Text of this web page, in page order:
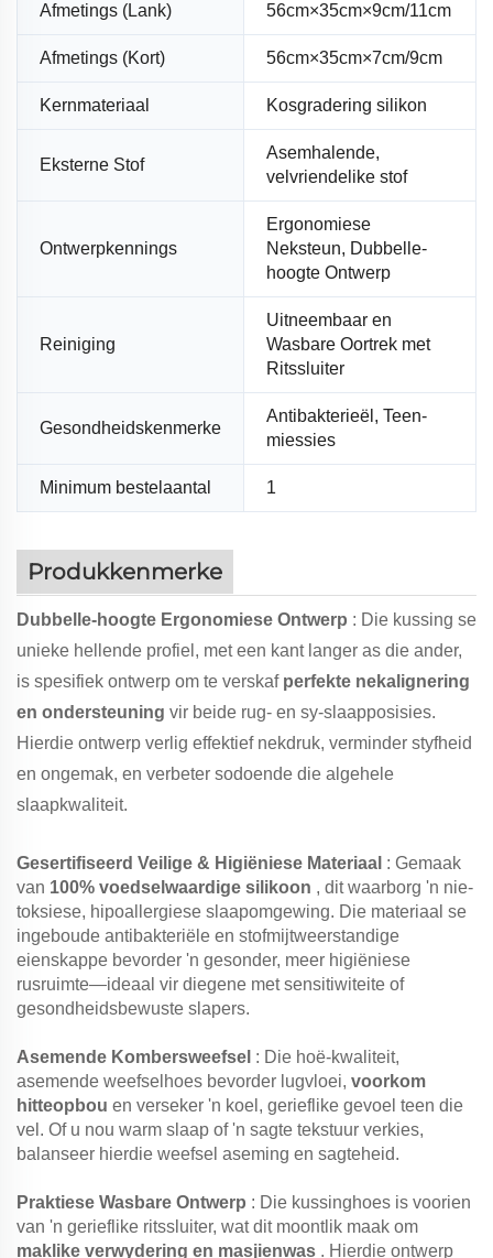
Afmetings (Lank) 56cm×35cm×9cm/11cm
Afmetings (Kort) 56cm×35cm×7cm/9cm
Kernmateriaal Kosgradering silikon
Eksterne Stof
Asemhalende,
velvriendelike stof
Ontwerpkennings
Ergonomiese
Neksteun, Dubbelle-
hoogte Ontwerp
Reiniging
Uitneembaar en
Wasbare Oortrek met
Ritssluiter
Gesondheidskenmerke
Antibakterieël, Teen-
miessies
Minimum bestelaantal 1
Produkkenmerke
Dubbelle-hoogte Ergonomiese Ontwerp : Die kussing se
unieke hellende profiel, met een kant langer as die ander,
is spesifiek ontwerp om te verskaf perfekte nekalignering
en ondersteuning vir beide rug- en sy-slaapposisies.
Hierdie ontwerp verlig effektief nekdruk, verminder styfheid
en ongemak, en verbeter sodoende die algehele
slaapkwaliteit.
Gesertifiseerd Veilige & Higiëniese Materiaal : Gemaak
van 100% voedselwaardige silikoon , dit waarborg 'n nie-
toksiese, hipoallergiese slaapomgewing. Die materiaal se
ingeboude antibakteriële en stofmijtweerstandige
eienskappe bevorder 'n gesonder, meer higiëniese
rusruimte—ideaal vir diegene met sensitiwiteite of
gesondheidsbewuste slapers.
Asemende Kombersweefsel : Die hoë-kwaliteit,
asemende weefselhoes bevorder lugvloei, voorkom
hitteopbou en verseker 'n koel, gerieflike gevoel teen die
vel. Of u nou warm slaap of 'n sagte tekstuur verkies,
balanseer hierdie weefsel aseming en sagteheid.
Praktiese Wasbare Ontwerp : Die kussinghoes is voorien
van 'n gerieflike ritssluiter, wat dit moontlik maak om
maklike verwydering en masjienwas . Hierdie ontwerp